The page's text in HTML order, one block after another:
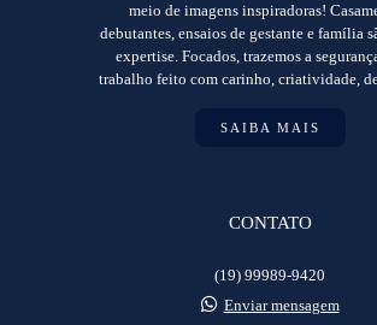
meio de imagens inspiradoras!
debutantes, ensaios de gestante e família
expertise. Focados, trazemos a
trabalho feito com carinho, criatividade,
SAIBA MAIS
CONTATO
(19) 99989-9420
Enviar mensagem